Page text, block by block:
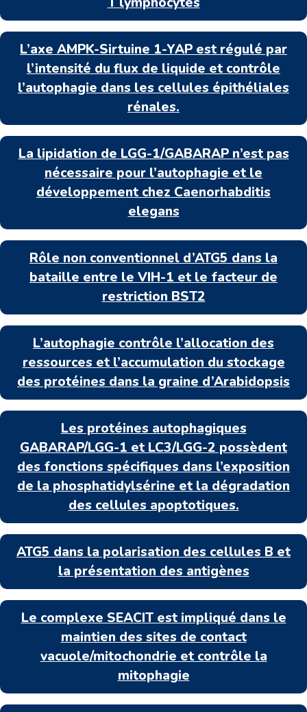
L’axe AMPK-Sirtuine 1-YAP est régulé par
l’intensité du flux de liquide et contrôle
l’autophagie dans les cellules épithéliales
rénales.
La lipidation de LGG-1/GABARAP n’est pas
nécessaire pour l’autophagie et le
développement chez Caenorhabditis
elegans
Rôle non conventionnel d’ATG5 dans la
bataille entre le VIH-1 et le facteur de
restriction BST2
L’autophagie contrôle l’allocation des
ressources et l’accumulation du stockage
des protéines dans la graine d’Arabidopsis
Les protéines autophagiques
GABARAP/LGG-1 et LC3/LGG-2 possèdent
des fonctions spécifiques dans l’exposition
de la phosphatidylsérine et la dégradation
des cellules apoptotiques.
ATG5 dans la polarisation des cellules B et
la présentation des antigènes
Le complexe SEACIT est impliqué dans le
maintien des sites de contact
vacuole/mitochondrie et contrôle la
mitophagie